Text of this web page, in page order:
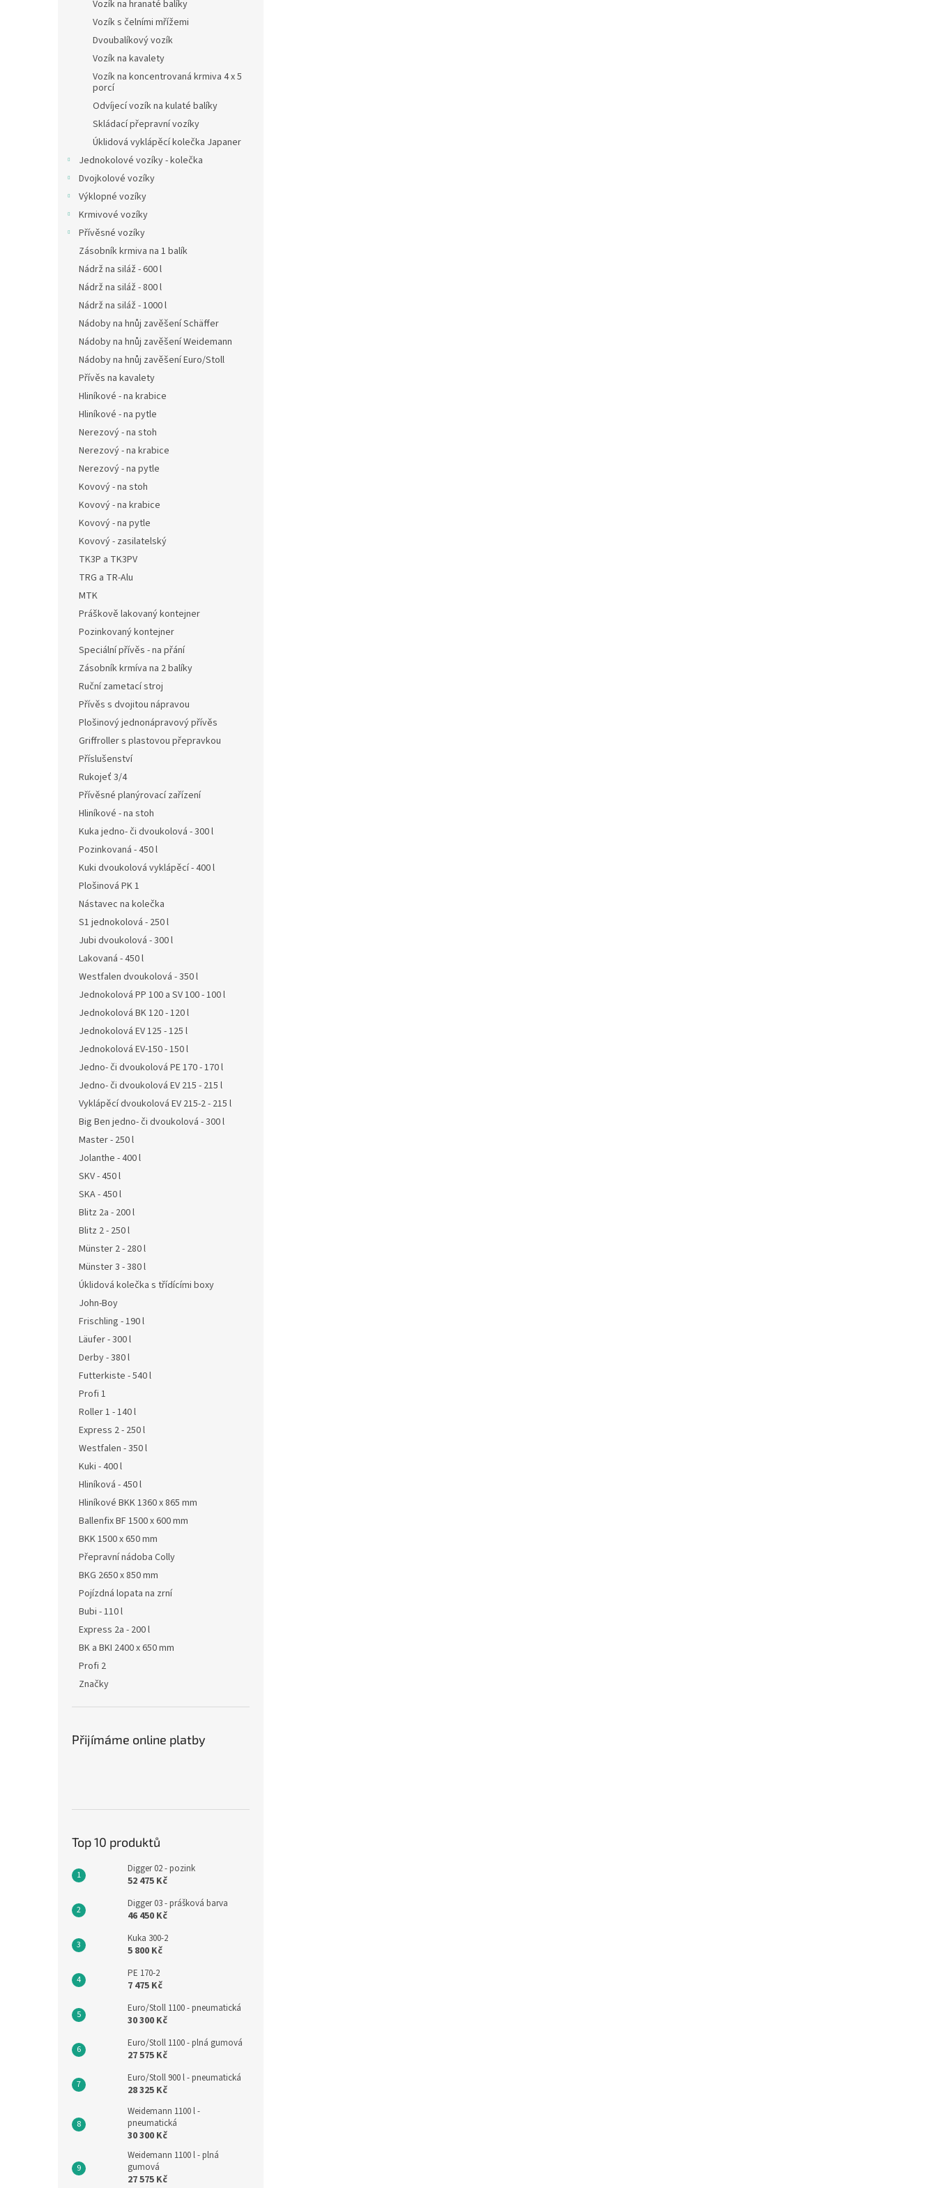
Vozík na hranaté balíky
Vozík s čelními mřížemi
Dvoubalíkový vozík
Vozík na kavalety
Vozík na koncentrovaná krmiva 4 x 5
porcí
Odvíjecí vozík na kulaté balíky
Skládací přepravní vozíky
Úklidová vyklápěcí kolečka Japaner
Jednokolové vozíky - kolečka
Dvojkolové vozíky
Výklopné vozíky
Krmivové vozíky
Přívěsné vozíky
Zásobník krmiva na 1 balík
Nádrž na siláž - 600 l
Nádrž na siláž - 800 l
Nádrž na siláž - 1000 l
Nádoby na hnůj zavěšení Schäffer
Nádoby na hnůj zavěšení Weidemann
Nádoby na hnůj zavěšení Euro/Stoll
Přívěs na kavalety
Hliníkové - na krabice
Hliníkové - na pytle
Nerezový - na stoh
Nerezový - na krabice
Nerezový - na pytle
Kovový - na stoh
Kovový - na krabice
Kovový - na pytle
Kovový - zasilatelský
TK3P a TK3PV
TRG a TR-Alu
MTK
Práškově lakovaný kontejner
Pozinkovaný kontejner
Speciální přívěs - na přání
Zásobník krmíva na 2 balíky
Ruční zametací stroj
Přívěs s dvojitou nápravou
Plošinový jednonápravový přívěs
Griffroller s plastovou přepravkou
Příslušenství
Rukojeť 3/4
Přívěsné planýrovací zařízení
Hliníkové - na stoh
Kuka jedno- či dvoukolová - 300 l
Pozinkovaná - 450 l
Kuki dvoukolová vyklápěcí - 400 l
Plošinová PK 1
Nástavec na kolečka
S1 jednokolová - 250 l
Jubi dvoukolová - 300 l
Lakovaná - 450 l
Westfalen dvoukolová - 350 l
Jednokolová PP 100 a SV 100 - 100 l
Jednokolová BK 120 - 120 l
Jednokolová EV 125 - 125 l
Jednokolová EV-150 - 150 l
Jedno- či dvoukolová PE 170 - 170 l
Jedno- či dvoukolová EV 215 - 215 l
Vyklápěcí dvoukolová EV 215-2 - 215 l
Big Ben jedno- či dvoukolová - 300 l
Master - 250 l
Jolanthe - 400 l
SKV - 450 l
SKA - 450 l
Blitz 2a - 200 l
Blitz 2 - 250 l
Münster 2 - 280 l
Münster 3 - 380 l
Úklidová kolečka s třídícími boxy
John-Boy
Frischling - 190 l
Läufer - 300 l
Derby - 380 l
Futterkiste - 540 l
Profi 1
Roller 1 - 140 l
Express 2 - 250 l
Westfalen - 350 l
Kuki - 400 l
Hliníková - 450 l
Hliníkové BKK 1360 x 865 mm
Ballenfix BF 1500 x 600 mm
BKK 1500 x 650 mm
Přepravní nádoba Colly
BKG 2650 x 850 mm
Pojízdná lopata na zrní
Bubi - 110 l
Express 2a - 200 l
BK a BKI 2400 x 650 mm
Profi 2
Značky
Přijímáme online platby
Top 10 produktů
Digger 02 - pozink
52 475 Kč
Digger 03 - prášková barva
46 450 Kč
Kuka 300-2
5 800 Kč
PE 170-2
7 475 Kč
Euro/Stoll 1100 - pneumatická
30 300 Kč
Euro/Stoll 1100 - plná gumová
27 575 Kč
Euro/Stoll 900 l - pneumatická
28 325 Kč
Weidemann 1100 l -
pneumatická
30 300 Kč
Weidemann 1100 l - plná
gumová
27 575 Kč